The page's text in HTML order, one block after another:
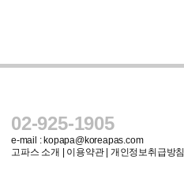
02-925-1905
e-mail : kopapa@koreapas.com
고파스 소개
이용약관| 개인정보취급방침